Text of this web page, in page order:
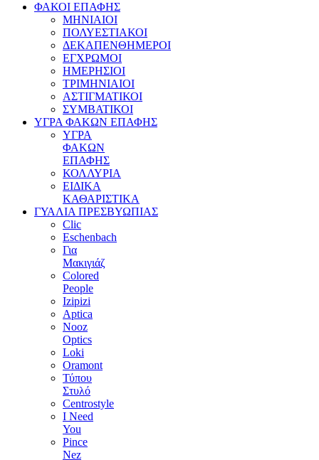
ΦΑΚΟΙ ΕΠΑΦΗΣ
ΜΗΝΙΑΙΟΙ
ΠΟΛΥΕΣΤΙΑΚΟΙ
ΔΕΚΑΠΕΝΘΗΜΕΡΟΙ
ΕΓΧΡΩΜΟΙ
ΗΜΕΡΗΣΙΟΙ
ΤΡΙΜΗΝΙΑΙΟΙ
ΑΣΤΙΓΜΑΤΙΚΟΙ
ΣΥΜΒΑΤΙΚΟΙ
ΥΓΡΑ ΦΑΚΩΝ ΕΠΑΦΗΣ
ΥΓΡΑ
ΦΑΚΩΝ
ΕΠΑΦΗΣ
ΚΟΛΛΥΡΙΑ
ΕΙΔΙΚΑ
ΚΑΘΑΡΙΣΤΙΚΑ
ΓΥΑΛΙΑ ΠΡΕΣΒΥΩΠΙΑΣ
Clic
Eschenbach
Για
Μακιγιάζ
Colored
People
Izipizi
Aptica
Nooz
Optics
Loki
Oramont
Τύπου
Στυλό
Centrostyle
I Need
You
Pince
Nez